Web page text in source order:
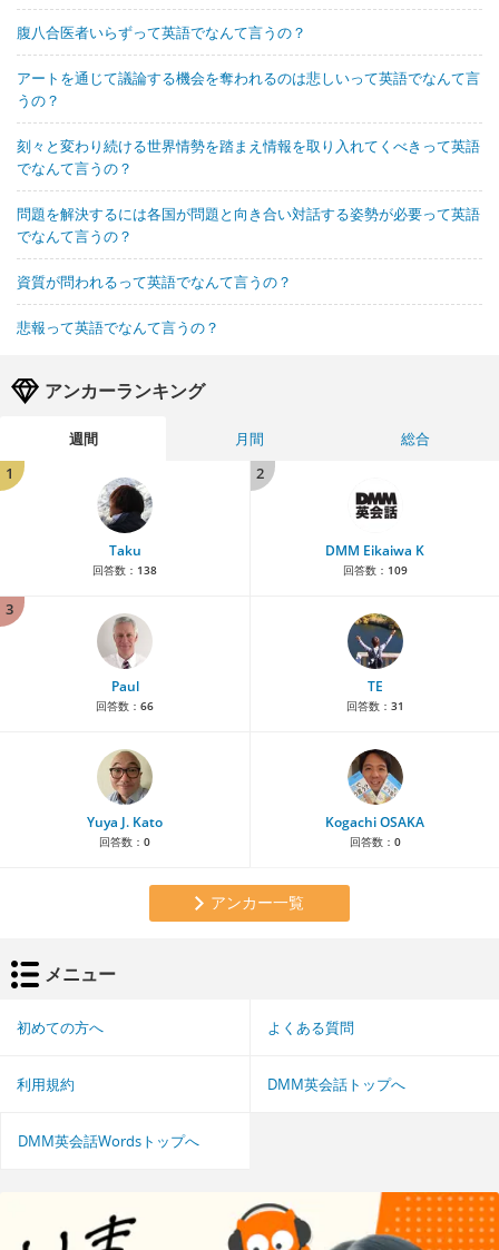
腹八合医者いらずって英語でなんて言うの？
アートを通じて議論する機会を奪われるのは悲しいって英語でなんて言
うの？
刻々と変わり続ける世界情勢を踏まえ情報を取り入れてくべきって英語
でなんて言うの？
問題を解決するには各国が問題と向き合い対話する姿勢が必要って英語
でなんて言うの？
資質が問われるって英語でなんて言うの？
悲報って英語でなんて言うの？
アンカーランキング
週間 月間
総合
1
Taku
回答数： 138
2
DMM Eikaiwa K
回答数： 109
3
Paul
回答数： 66
TE
回答数： 31
Yuya J. Kato
回答数： 0
Kogachi OSAKA
回答数： 0
アンカー一覧
メニュー
初めての方へ よくある質問
利用規約 DMM英会話トップへ
DMM英会話Wordsトップへ